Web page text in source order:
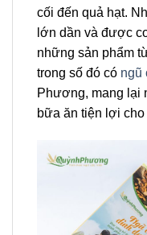
cối đến quả hạt.
lớn dần và được
những sản phẩm
trong số đó có ngũ
Phương, mang lại
bữa ăn tiện lợi